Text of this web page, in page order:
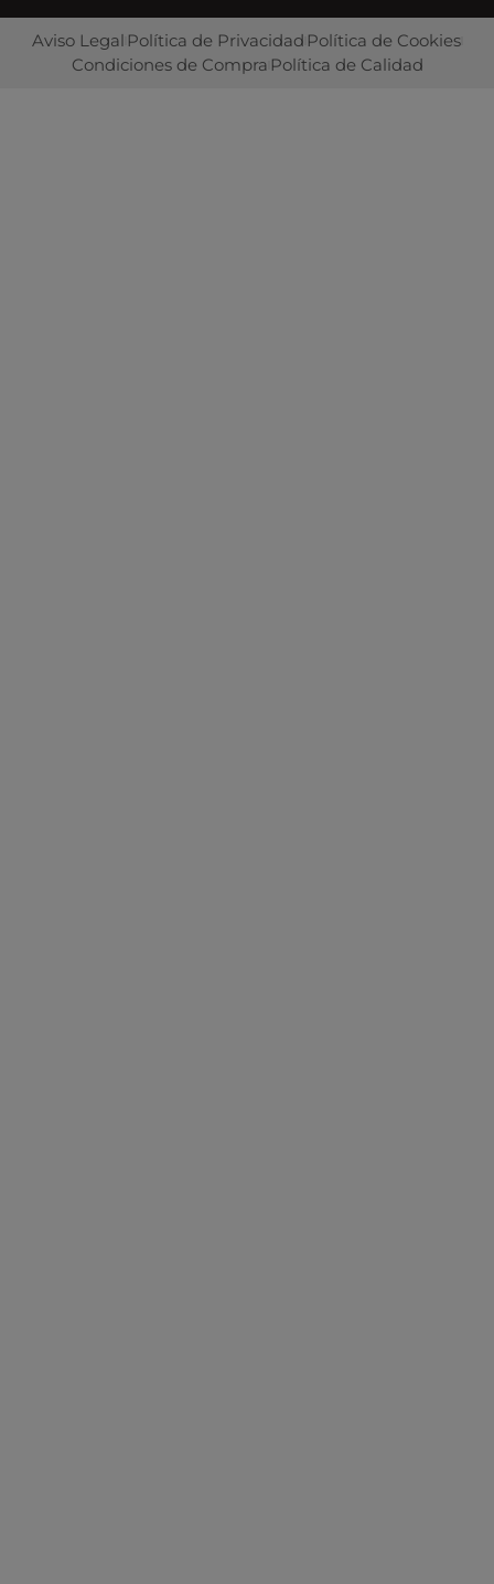
Aviso Legal Política de Privacidad Política de Cookies
Condiciones de Compra Política de Calidad